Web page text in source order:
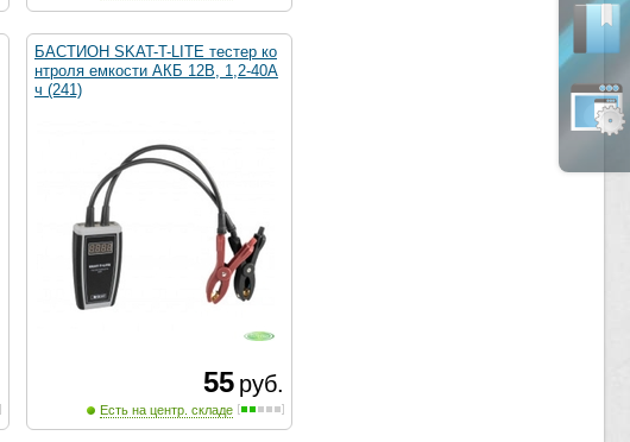
БАСТИОН SKAT-T-LITE тестер ко
нтроля емкости АКБ 12В, 1,2-40А
ч (241)
55 руб.
Есть на центр. складе